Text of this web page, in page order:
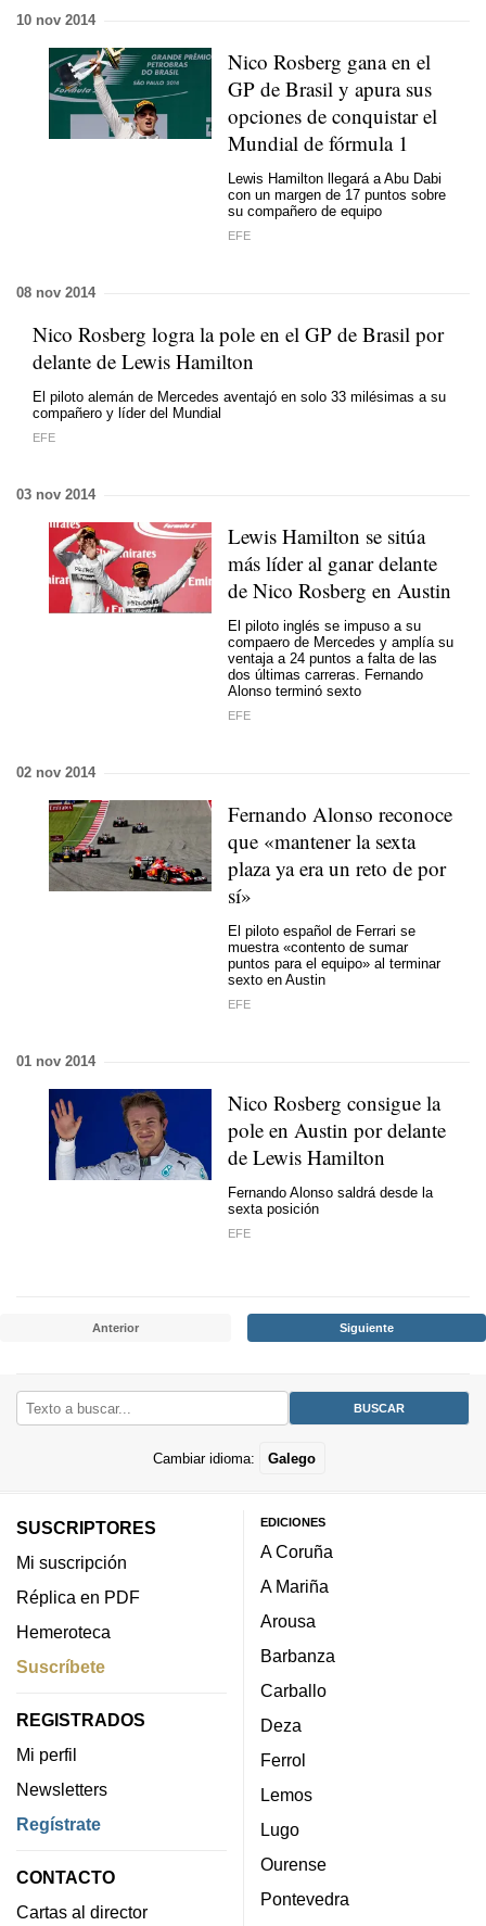
10 nov 2014
Nico Rosberg gana en el
GP de Brasil y apura sus
opciones de conquistar el
Mundial de fórmula 1
Lewis Hamilton llegará a Abu Dabi
con un margen de 17 puntos sobre
su compañero de equipo
EFE
08 nov 2014
Nico Rosberg logra la pole en el GP de Brasil por
delante de Lewis Hamilton
El piloto alemán de Mercedes aventajó en solo 33 milésimas a su
compañero y líder del Mundial
EFE
03 nov 2014
Lewis Hamilton se sitúa
más líder al ganar delante
de Nico Rosberg en Austin
El piloto inglés se impuso a su
compaero de Mercedes y amplía su
ventaja a 24 puntos a falta de las
dos últimas carreras. Fernando
Alonso terminó sexto
EFE
02 nov 2014
Fernando Alonso reconoce
que «mantener la sexta
plaza ya era un reto de por
sí»
El piloto español de Ferrari se
muestra «contento de sumar
puntos para el equipo» al terminar
sexto en Austin
EFE
01 nov 2014
Nico Rosberg consigue la
pole en Austin por delante
de Lewis Hamilton
Fernando Alonso saldrá desde la
sexta posición
EFE
Anterior Siguiente
Cambiar idioma: Galego
SUSCRIPTORES
Mi suscripción
Réplica en PDF
Hemeroteca
Suscríbete
REGISTRADOS
Mi perfil
Newsletters
Regístrate
CONTACTO
Cartas al director
EDICIONES
A Coruña
A Mariña
Arousa
Barbanza
Carballo
Deza
Ferrol
Lemos
Lugo
Ourense
Pontevedra